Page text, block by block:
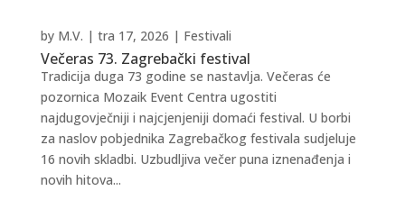
Večeras 73. Zagrebački festival
by M.V. | tra 17, 2026 | Festivali
Tradicija duga 73 godine se nastavlja. Večeras će
pozornica Mozaik Event Centra ugostiti
najdugovječniji i najcjenjeniji domaći festival. U borbi
za naslov pobjednika Zagrebačkog festivala sudjeluje
16 novih skladbi. Uzbudljiva večer puna iznenađenja i
novih hitova...